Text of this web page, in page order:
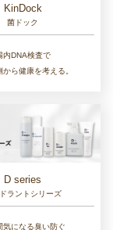
KinDock
菌ドック
内DNA検査で
から健康を考える。
D series
ラントシリーズ
気になる臭い防ぐ